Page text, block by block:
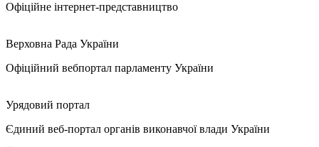
Офіційне інтернет-представництво
Верховна Рада України
Офіційний вебпортал парламенту України
Урядовий портал
Єдиний веб-портал органів виконавчої влади України